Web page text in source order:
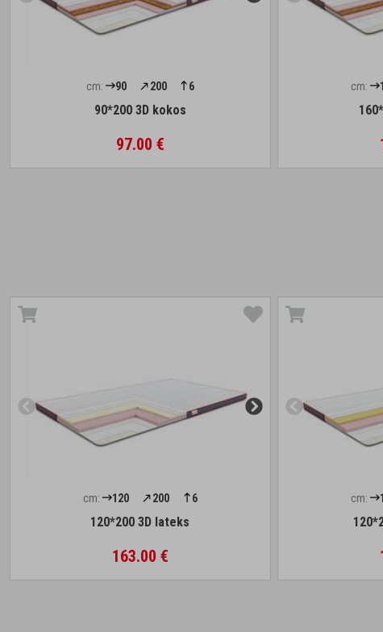
cm: 90 200 6
90*200 3D kokos
97.00 €
cm:
cm: 120 200 6
120*200 3D lateks
163.00 €
cm: